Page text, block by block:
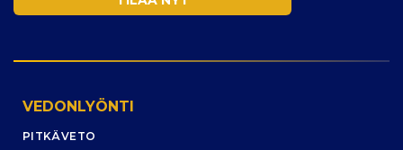
VEDONLYÖNTI
PITKÄVETO